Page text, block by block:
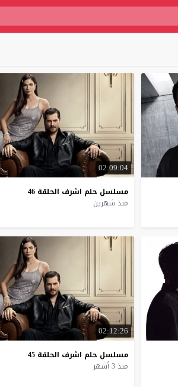
02:09:04
مسلسل حلم اشرف الحلقة 46
منذ شهرين
02:12:26
مسلسل حلم اشرف الحلقة 45
منذ 3 أشهر